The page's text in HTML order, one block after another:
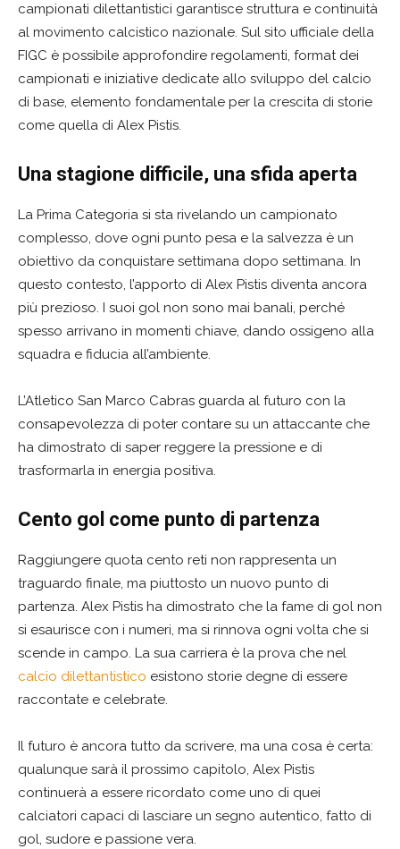
campionati dilettantistici garantisce struttura e continuità
al movimento calcistico nazionale. Sul sito ufficiale della
FIGC è possibile approfondire regolamenti, format dei
campionati e iniziative dedicate allo sviluppo del calcio
di base, elemento fondamentale per la crescita di storie
come quella di Alex Pistis.
Una stagione difficile, una sfida aperta
La Prima Categoria si sta rivelando un campionato
complesso, dove ogni punto pesa e la salvezza è un
obiettivo da conquistare settimana dopo settimana. In
questo contesto, l’apporto di Alex Pistis diventa ancora
più prezioso. I suoi gol non sono mai banali, perché
spesso arrivano in momenti chiave, dando ossigeno alla
squadra e fiducia all’ambiente.
L’Atletico San Marco Cabras guarda al futuro con la
consapevolezza di poter contare su un attaccante che
ha dimostrato di saper reggere la pressione e di
trasformarla in energia positiva.
Cento gol come punto di partenza
Raggiungere quota cento reti non rappresenta un
traguardo finale, ma piuttosto un nuovo punto di
partenza. Alex Pistis ha dimostrato che la fame di gol non
si esaurisce con i numeri, ma si rinnova ogni volta che si
scende in campo. La sua carriera è la prova che nel
calcio dilettantistico esistono storie degne di essere
raccontate e celebrate.
Il futuro è ancora tutto da scrivere, ma una cosa è certa:
qualunque sarà il prossimo capitolo, Alex Pistis
continuerà a essere ricordato come uno di quei
calciatori capaci di lasciare un segno autentico, fatto di
gol, sudore e passione vera.